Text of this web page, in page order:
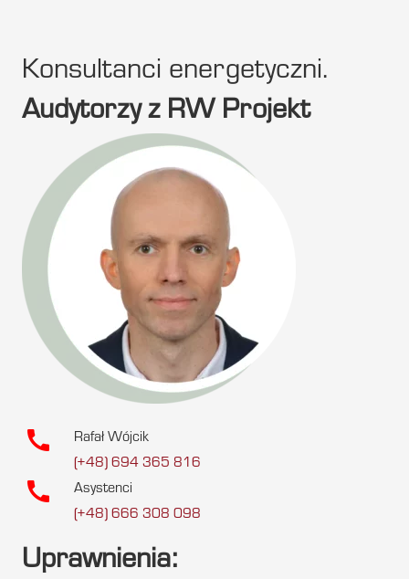
Konsultanci energetyczni.
Audytorzy z RW Projekt
call
Rafał Wójcik
(+48) 694 365 816
call
Asystenci
(+48) 666 308 098
Uprawnienia: